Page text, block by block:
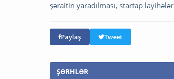
şəraitin yaradılması, startap
Paylaş Tweet
ŞƏRHLƏR